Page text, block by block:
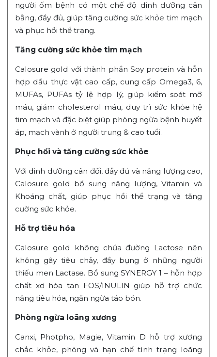
người ốm bệnh có một chế độ dinh dưỡng cân
bằng, đầy đủ, giúp tăng cường sức khỏe tim mạch
và phục hồi thể trạng.
Tăng cường sức khỏe tim mạch
Calosure gold với thành phần Soy protein và hỗn
hợp dầu thực vật cao cấp, cung cấp Omega3, 6,
MUFAs, PUFAs tỷ lệ hợp lý, giúp kiểm soát mỡ
máu, giảm cholesterol máu, duy trì sức khỏe hệ
tim mạch và đặc biệt giúp phòng ngừa bệnh huyết
áp, mạch vành ở người trung & cao tuổi.
Phục hồi và tăng cường sức khỏe
Với dinh dưỡng cân đối, đầy đủ và năng lượng cao,
Calosure gold bổ sung năng lượng, Vitamin và
Khoáng chất, giúp phục hồi thể trạng và tăng
cường sức khỏe.
Hỗ trợ tiêu hóa
Calosure gold không chứa đường Lactose nên
không gây tiêu chảy, đầy bụng ở những người
thiếu men Lactase. Bổ sung SYNERGY 1 – hỗn hợp
chất xơ hòa tan FOS/INULIN giúp hỗ trợ chức
năng tiêu hóa, ngăn ngừa táo bón.
Phòng ngừa loãng xương
Canxi, Photpho, Magie, Vitamin D hỗ trợ xương
chắc khỏe, phòng và hạn chế tình trạng loãng